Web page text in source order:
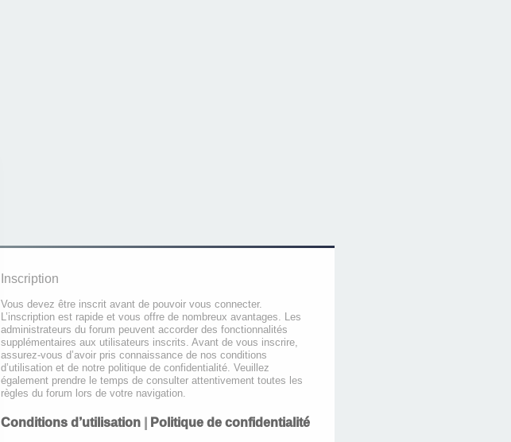
Inscription
Vous devez être inscrit avant de pouvoir vous connecter.
L’inscription est rapide et vous offre de nombreux avantages. Les
administrateurs du forum peuvent accorder des fonctionnalités
supplémentaires aux utilisateurs inscrits. Avant de vous inscrire,
assurez-vous d’avoir pris connaissance de nos conditions
d’utilisation et de notre politique de confidentialité. Veuillez
également prendre le temps de consulter attentivement toutes les
règles du forum lors de votre navigation.
Conditions d’utilisation Politique de confidentialité